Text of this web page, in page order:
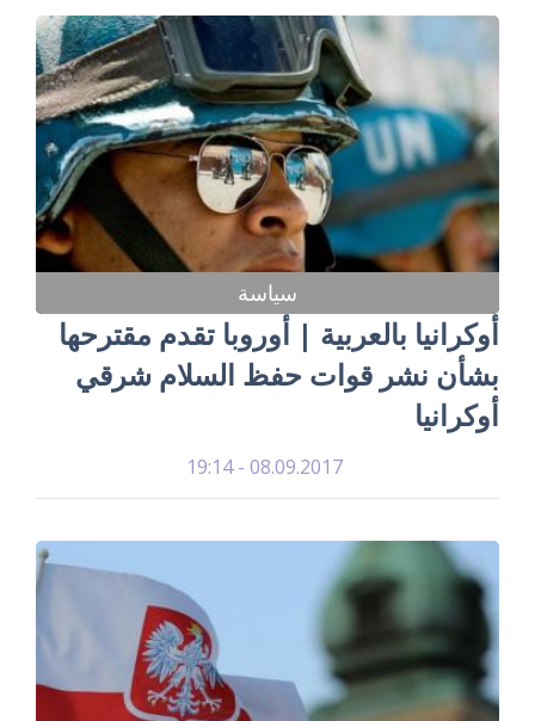
سياسة
أوكرانيا بالعربية | أوروبا تقدم مقترحها
بشأن نشر قوات حفظ السلام شرقي
أوكرانيا
08.09.2017 - 19:14